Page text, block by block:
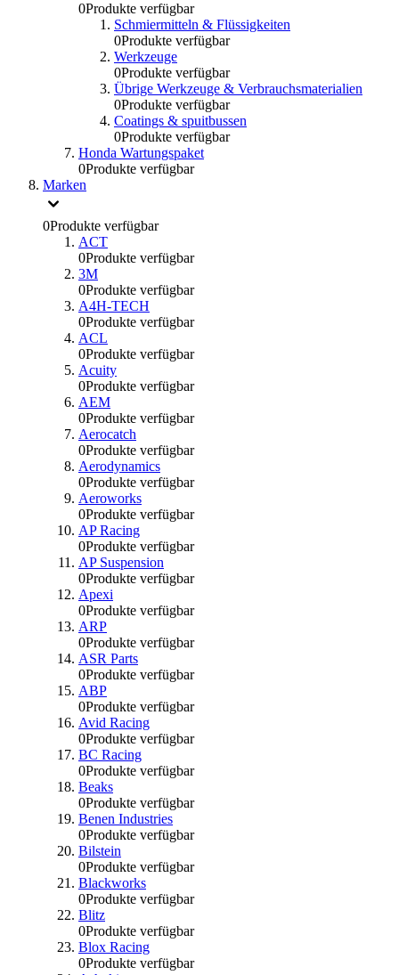
0Produkte verfügbar
Schmiermitteln & Flüssigkeiten
0Produkte verfügbar
Werkzeuge
0Produkte verfügbar
Übrige Werkzeuge & Verbrauchsmaterialien
0Produkte verfügbar
Coatings & spuitbussen
0Produkte verfügbar
Honda Wartungspaket
0Produkte verfügbar
Marken
0Produkte verfügbar
ACT
0Produkte verfügbar
3M
0Produkte verfügbar
A4H-TECH
0Produkte verfügbar
ACL
0Produkte verfügbar
Acuity
0Produkte verfügbar
AEM
0Produkte verfügbar
Aerocatch
0Produkte verfügbar
Aerodynamics
0Produkte verfügbar
Aeroworks
0Produkte verfügbar
AP Racing
0Produkte verfügbar
AP Suspension
0Produkte verfügbar
Apexi
0Produkte verfügbar
ARP
0Produkte verfügbar
ASR Parts
0Produkte verfügbar
ABP
0Produkte verfügbar
Avid Racing
0Produkte verfügbar
BC Racing
0Produkte verfügbar
Beaks
0Produkte verfügbar
Benen Industries
0Produkte verfügbar
Bilstein
0Produkte verfügbar
Blackworks
0Produkte verfügbar
Blitz
0Produkte verfügbar
Blox Racing
0Produkte verfügbar